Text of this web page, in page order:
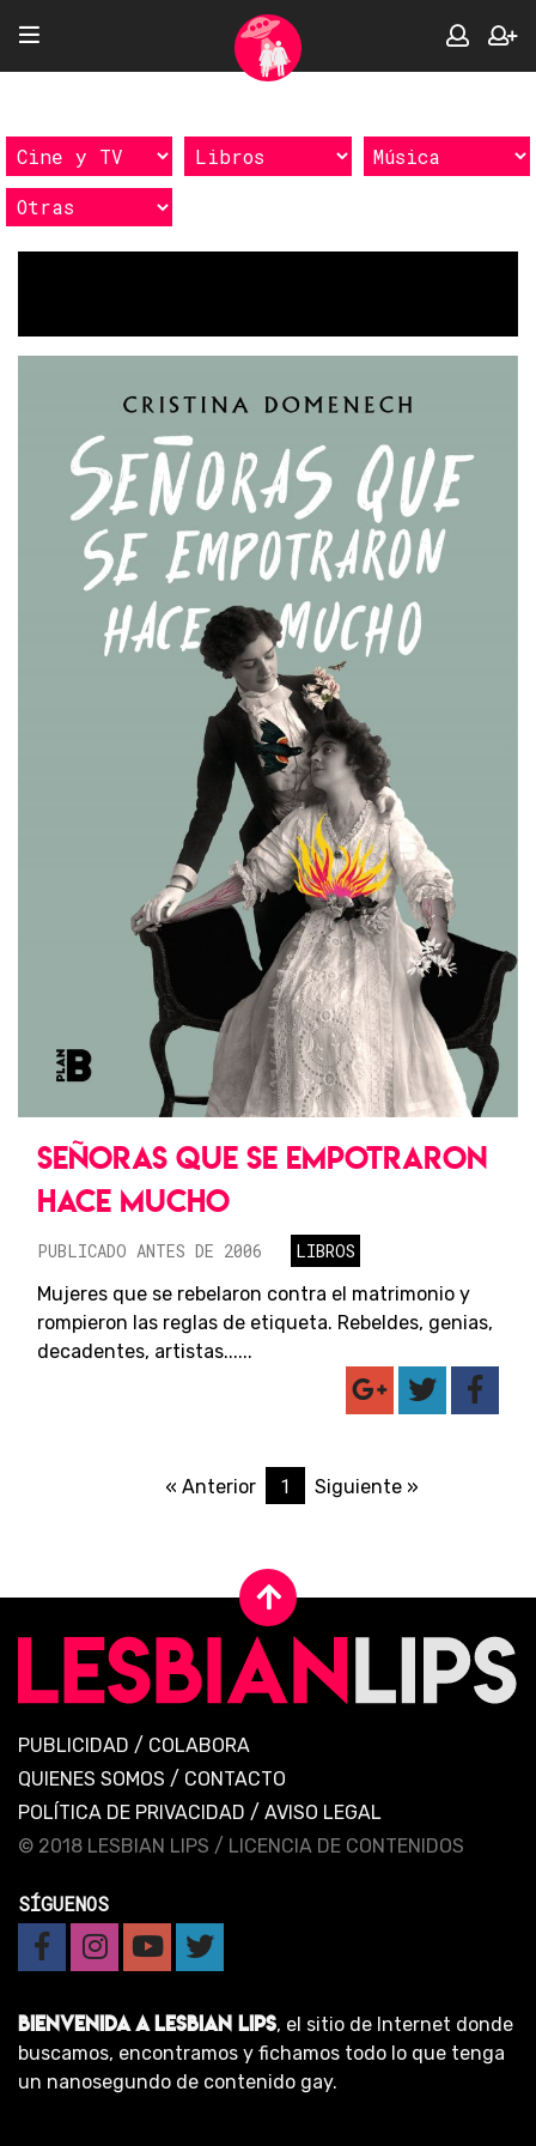
SEÑORAS QUE SE EMPOTRARON
HACE MUCHO
PUBLICADO ANTES DE 2006
LIBROS
Mujeres que se rebelaron contra el matrimonio y
rompieron las reglas de etiqueta. Rebeldes, genias,
decadentes, artistas......
« Anterior 1 Siguiente »
PUBLICIDAD / COLABORA
QUIENES SOMOS / CONTACTO
POLÍTICA DE PRIVACIDAD / AVISO LEGAL
© 2018 LESBIAN LIPS / LICENCIA DE CONTENIDOS
SÍGUENOS
BIENVENIDA A LESBIAN LIPS, el sitio de Internet donde
buscamos, encontramos y fichamos todo lo que tenga
un nanosegundo de contenido gay.